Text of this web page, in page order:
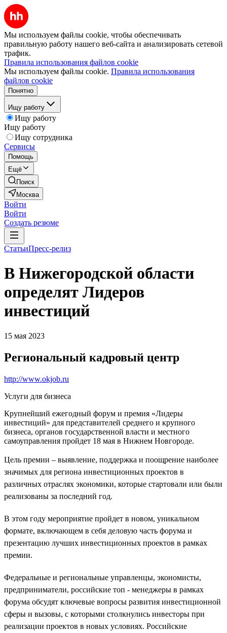
Мы используем файлы cookie, чтобы обеспечивать
правильную работу нашего веб-сайта и анализировать сетевой
трафик.
Правила использования файлов cookie
Мы используем файлы cookie. Правила использования
файлов cookie
Понятно
Ищу работу
Ищу работу
Ищу работу
Ищу сотрудника
Сервисы
Помощь
Ещё
Поиск
Москва
Войти
Войти
Создать резюме
СтатьиПресс-релиз
В Нижегородской области
определят Лидеров
инвестиций
15 мая 2023
Региональный кадровый центр
http://www.okjob.ru
Услуги для бизнеса
Крупнейший ежегодный форум и премия «Лидеры
инвестиций» для представителей среднего и крупного
бизнеса, органов государственной власти и местного
самоуправления пройдет 18 мая в Нижнем Новгороде.
Цель премии – выявление, поддержка и поощрение наиболее
значимых для региона инвестиционных проектов в
различных отраслях экономики, которые стартовали или были
реализованы за последний год.
В этом году мероприятие пройдет в новом, уникальном
формате, включающем в себя деловую часть форума и
презентацию лучших инвестиционных проектов в рамках
премии.
Федеральные и региональные управленцы, экономисты,
предприниматели, российские топ - менеджеры в рамках
форума обсудят ключевые вопросы развития инвестиционной
сферы и вызовы, с которыми столкнулись инвесторы при
реализации проектов в новых условиях. Российские